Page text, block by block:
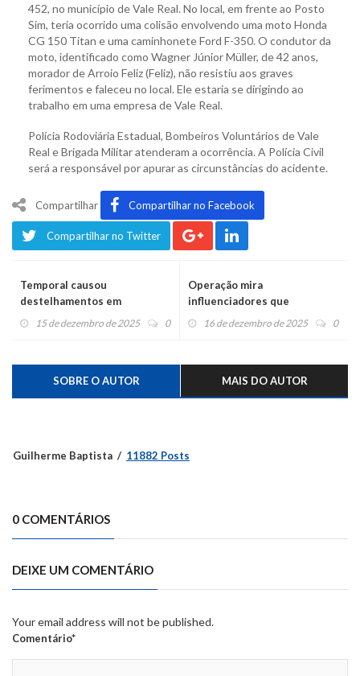
452, no município de Vale Real. No local, em frente ao Posto
Sim, teria ocorrido uma colisão envolvendo uma moto Honda
CG 150 Titan e uma caminhonete Ford F-350. O condutor da
moto, identificado como Wagner Júnior Müller, de 42 anos,
morador de Arroio Feliz (Feliz), não resistiu aos graves
ferimentos e faleceu no local. Ele estaria se dirigindo ao
trabalho em uma empresa de Vale Real.
Polícia Rodoviária Estadual, Bombeiros Voluntários de Vale
Real e Brigada Militar atenderam a ocorrência. A Polícia Civil
será a responsável por apurar as circunstâncias do acidente.
Compartilhar Compartilhar no Facebook
Compartilhar no Twitter
Temporal causou
destelhamentos em
Montenegro
15 de dezembro de 2025 0
Operação mira
influenciadores que
promoviam "Jogo do
16 de dezembro de 2025 0
SOBRE O AUTOR MAIS DO AUTOR
Guilherme Baptista 11882 Posts
0 COMENTÁRIOS
DEIXE UM COMENTÁRIO
Your email address will not be published.
Comentário*